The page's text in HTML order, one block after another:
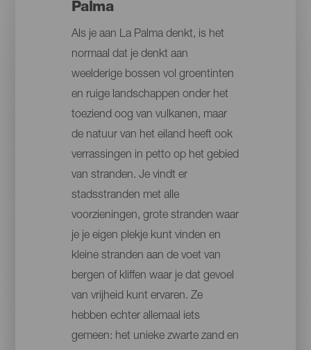
Palma
Als je aan La Palma denkt, is het
normaal dat je denkt aan
weelderige bossen vol groentinten
en ruige landschappen onder het
toeziend oog van vulkanen, maar
de natuur van het eiland heeft ook
verrassingen in petto op het gebied
van stranden. Je vindt er
stadsstranden met alle
voorzieningen, grote stranden waar
je je eigen plekje kunt vinden en
kleine stranden aan de voet van
bergen of kliffen waar je dat gevoel
van vrijheid kunt ervaren. Ze
hebben echter allemaal iets
gemeen: het unieke zwarte zand en